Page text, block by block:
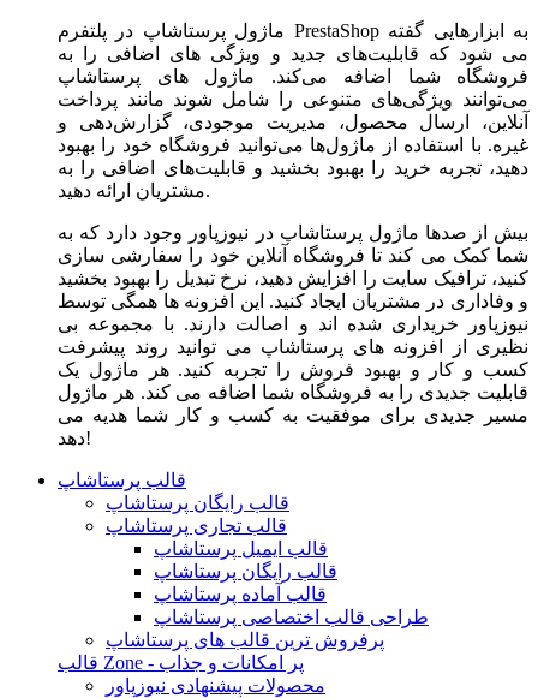
ماژول‌ پرستاشاپ در پلتفرم PrestaShop به ابزارهایی گفته
می شود که قابلیت‌های جدید و ویژگی های اضافی را به
فروشگاه شما اضافه می‌کند. ماژول های پرستاشاپ
می‌توانند ویژگی‌های متنوعی را شامل شوند مانند پرداخت
آنلاین، ارسال محصول، مدیریت موجودی، گزارش‌دهی و
غیره. با استفاده از ماژول‌ها می‌توانید فروشگاه خود را بهبود
دهید، تجربه خرید را بهبود بخشید و قابلیت‌های اضافی را به
مشتریان ارائه دهید.
بیش از صدها ماژول پرستاشاپ در نیوزپاور وجود دارد که به
شما کمک می کند تا فروشگاه آنلاین خود را سفارشی سازی
کنید، ترافیک سایت را افزایش دهید، نرخ تبدیل را بهبود بخشید
و وفاداری در مشتریان ایجاد کنید. این افزونه ها همگی توسط
نیوزپاور خریداری شده اند و اصالت دارند. با مجموعه بی
نظیری از افزونه های پرستاشاپ می توانید روند پیشرفت
کسب و کار و بهبود فروش را تجربه کنید. هر ماژول یک
قابلیت جدیدی را به فروشگاه شما اضافه می کند. هر ماژول
مسیر جدیدی برای موفقیت به کسب و کار شما هدیه می
دهد!
قالب پرستاشاپ
قالب رایگان پرستاشاپ
قالب تجاری پرستاشاپ
قالب ایمیل پرستاشاپ
قالب رایگان پرستاشاپ
قالب آماده پرستاشاپ
طراحی قالب اختصاصی پرستاشاپ
پرفروش ترین قالب های پرستاشاپ
قالب Zone - پر امکانات و جذاب
محصولات پیشنهادی نیوزپاور